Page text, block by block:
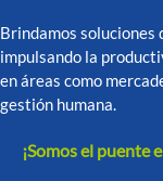
Brindamos soluciones
impulsando la
en áreas como
gestión humana.
¡Somos el puente